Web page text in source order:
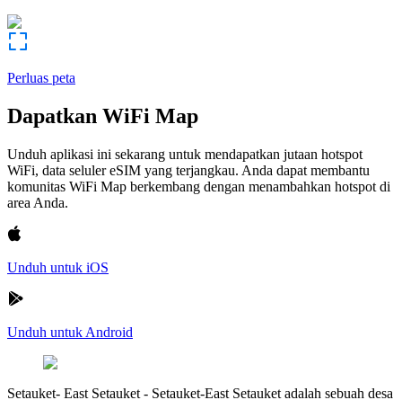
Perluas peta
Dapatkan WiFi Map
Unduh aplikasi ini sekarang untuk mendapatkan jutaan hotspot
WiFi, data seluler eSIM yang terjangkau. Anda dapat membantu
komunitas WiFi Map berkembang dengan menambahkan hotspot di
area Anda.
Unduh untuk iOS
Unduh untuk Android
Setauket- East Setauket - Setauket-East Setauket adalah sebuah desa